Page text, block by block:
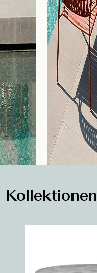
Kollektionen